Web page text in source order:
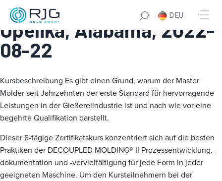
DEU
Master Molder® I:
Opelika, Alabama, 2022-
08-22
Kursbeschreibung Es gibt einen Grund, warum der Master
Molder seit Jahrzehnten der erste Standard für hervorragende
Leistungen in der Gießereiindustrie ist und nach wie vor eine
begehrte Qualifikation darstellt.
Dieser 8-tägige Zertifikatskurs konzentriert sich auf die besten
Praktiken der DECOUPLED MOLDING® II Prozessentwicklung, -
dokumentation und -vervielfältigung für jede Form in jeder
geeigneten Maschine. Um den Kursteilnehmern bei der